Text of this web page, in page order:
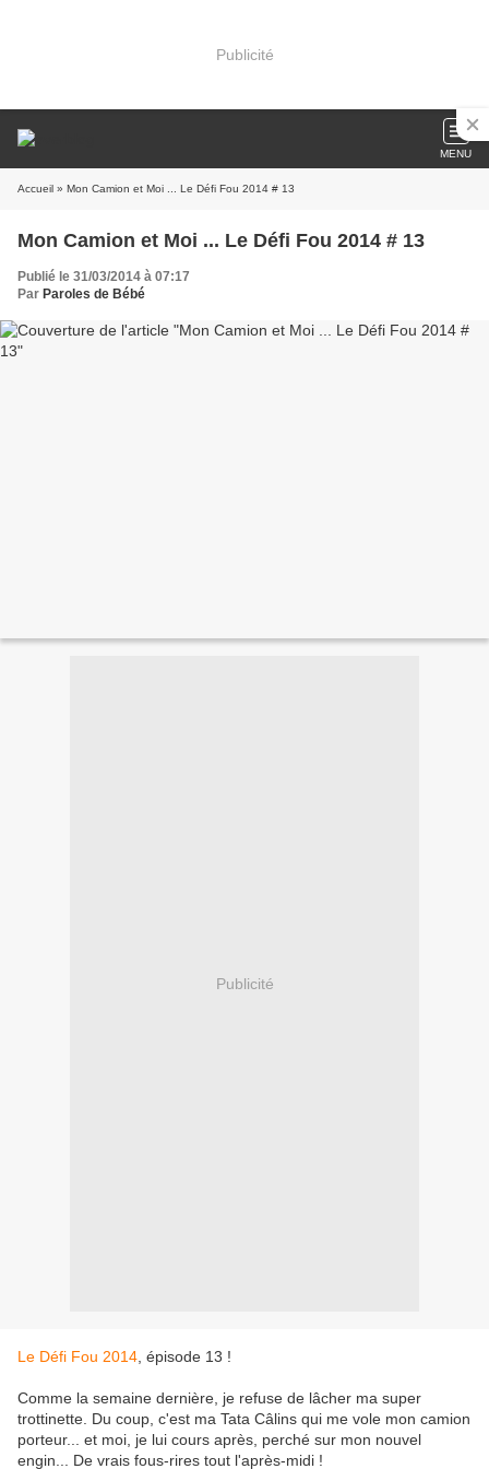
Publicité
MENU
Accueil » Mon Camion et Moi ... Le Défi Fou 2014 # 13
Mon Camion et Moi ... Le Défi Fou 2014 # 13
Publié le 31/03/2014 à 07:17
Par Paroles de Bébé
Publicité
Le Défi Fou 2014 , épisode 13 !
Comme la semaine dernière, je refuse de lâcher ma super
trottinette. Du coup, c'est ma Tata Câlins qui me vole mon camion
porteur... et moi, je lui cours après, perché sur mon nouvel
engin... De vrais fous-rires tout l'après-midi !